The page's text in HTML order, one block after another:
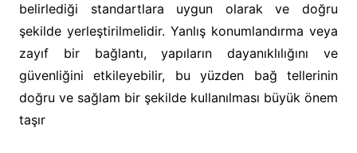
belirlediği standartlara uygun olarak ve doğru
şekilde yerleştirilmelidir. Yanlış konumlandırma veya
zayıf bir bağlantı, yapıların dayanıklılığını ve
güvenliğini etkileyebilir, bu yüzden bağ tellerinin
doğru ve sağlam bir şekilde kullanılması büyük önem
taşır